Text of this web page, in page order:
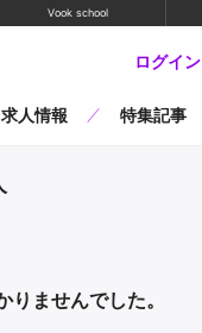
Vook school
ログイン
求人情報 特集記事
ませんでした。